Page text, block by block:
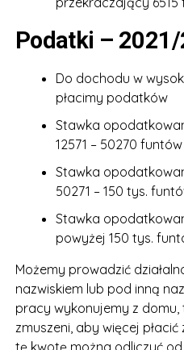
Podatki –
Do dochodu w
płacimy podatków
Stawka
12571 – 50270 funtów
Stawka
50271 – 150 tys.
Stawka
powyżej 150 tys.
Możemy prowadzić
nazwiskiem lub pod inną
pracy wykonujemy z
zmuszeni, aby więcej
tę kwotę można odliczyć